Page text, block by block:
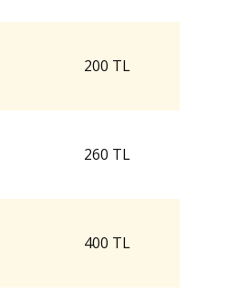
200 TL
260 TL
400 TL